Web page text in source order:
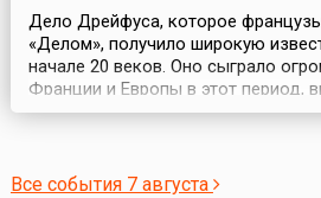
Дело Дрейфуса, которое
«Делом», получило широкую
начале 20 веков. Оно сыграло
Франции и Европы в этот период,
социальный конфликт (1896-
пожизненную каторгу. 5 января
Все события 7 августа